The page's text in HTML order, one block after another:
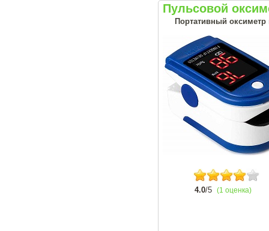
Пульсовой
Портативный оксиметр
4.0/5 (1 оценка)